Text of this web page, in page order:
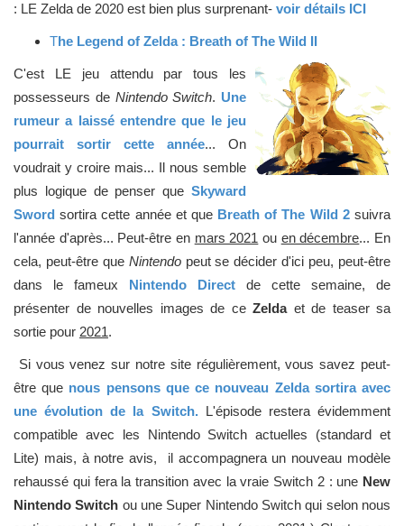
: LE Zelda de 2020 est bien plus surprenant- voir détails ICI
The Legend of Zelda : Breath of The Wild II
C'est LE jeu attendu par tous les
possesseurs de Nintendo Switch. Une
rumeur a laissé entendre que le jeu
pourrait sortir cette année... On
voudrait y croire mais... Il nous semble
plus logique de penser que Skyward
Sword sortira cette année et que Breath of The Wild 2suivra
l'année d'après... Peut-être en mars 2021 ou en décembre... En
cela, peut-être que Nintendopeut se décider d'ici peu, peut-être
dans le fameux Nintendo Direct
de cette semaine, de
présenter de nouvelles images de ce Zeldaet de teaser sa
sortie pour 2021.
Si vous venez sur notre site régulièrement, vous savez peut-
être que nous pensons que ce nouveau Zelda sortira avec
une évolution de la Switch.L'épisode restera évidemment
compatible avec les Nintendo Switch actuelles (standard et
Lite) mais, à notre avis, il accompagnera un nouveau modèle
rehaussé qui fera la transition avec la vraie Switch 2 : une New
Nintendo Switch ou une Super Nintendo Switch qui selon nous